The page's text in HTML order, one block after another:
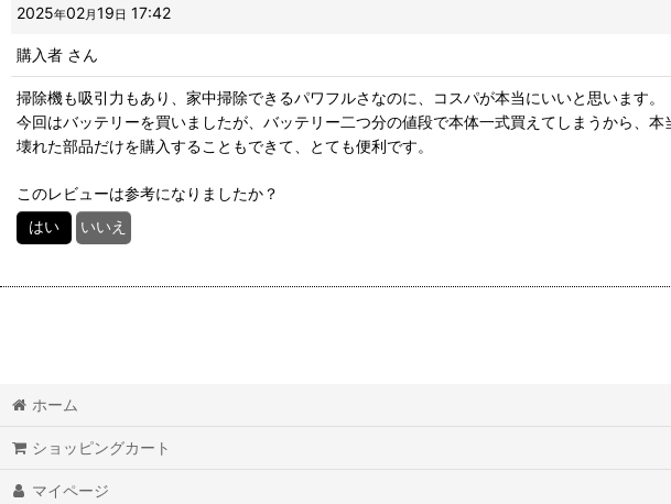
2025年02月19日 17:42
購入者 さん
掃除機も吸引力もあり、家中掃除できるパワフルさなのに、コスパが本当にいいと思います。
今回はバッテリーを買いましたが、バッテリー二つ分の値段で本体一式買えてしまうから、本
壊れた部品だけを購入することもできて、とても便利です。
このレビューは参考になりましたか？
はい いいえ
ホーム
ショッピングカート
マイページ